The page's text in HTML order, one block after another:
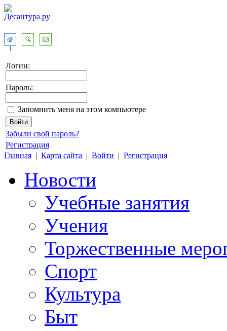
Логин:
Пароль:
Запомнить меня на этом компьютере
Забыли свой пароль?
Регистрация
Главная | Карта сайта | Войти | Регистрация
Новости
Учебные занятия
Учения
Торжественные
Спорт
Культура
Быт